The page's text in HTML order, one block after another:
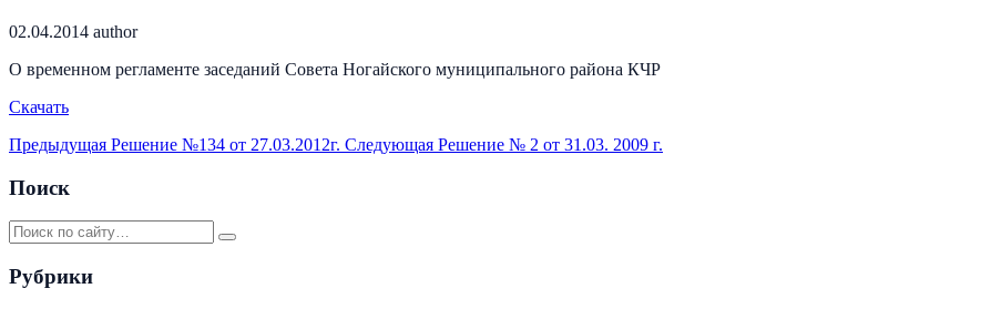
02.04.2014 author
О временном регламенте заседаний Совета Ногайского муниципального района КЧР
Скачать
Предыдущая Решение №134 от 27.03.2012г. Следующая Решение № 2 от 31.03. 2009 г.
Поиск
Рубрики